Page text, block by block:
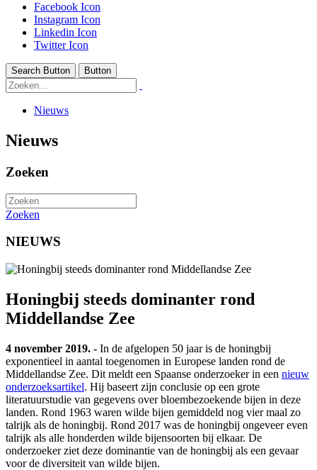
Facebook Icon
Instagram Icon
Linkedin Icon
Twitter Icon
Search Button Button
Nieuws
Nieuws
Zoeken
Zoeken
NIEUWS
Honingbij steeds dominanter rond
Middellandse Zee
4 november 2019. - In de afgelopen 50 jaar is de honingbij
exponentieel in aantal toegenomen in Europese landen rond de
Middellandse Zee. Dit meldt een Spaanse onderzoeker in een nieuw
onderzoeksartikel. Hij baseert zijn conclusie op een grote
literatuurstudie van gegevens over bloembezoekende bijen in deze
landen. Rond 1963 waren wilde bijen gemiddeld nog vier maal zo
talrijk als de honingbij. Rond 2017 was de honingbij ongeveer even
talrijk als alle honderden wilde bijensoorten bij elkaar. De
onderzoeker ziet deze dominantie van de honingbij als een gevaar
voor de diversiteit van wilde bijen.